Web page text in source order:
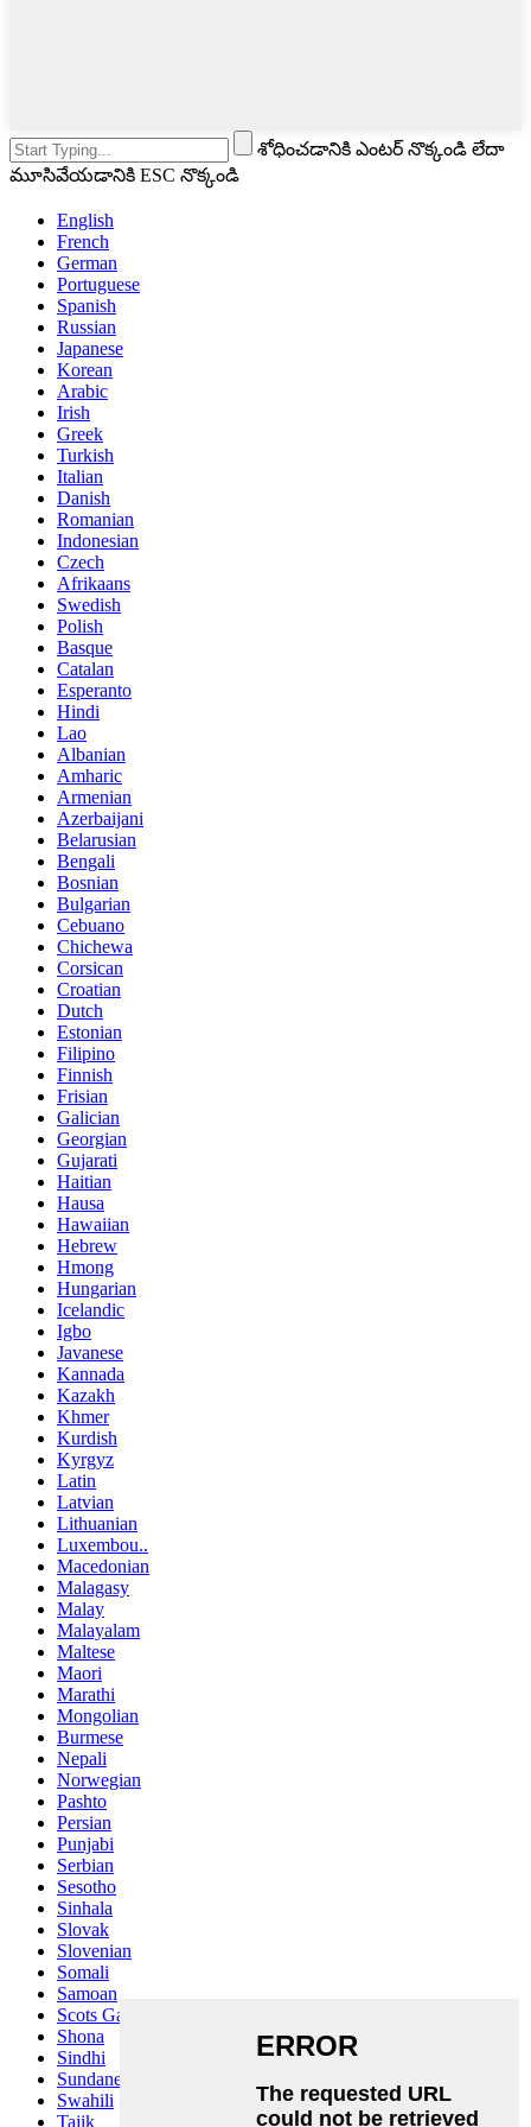
శోధించడానికి ఎంటర్ నొక్కండి లేదా
మూసివేయడానికి ESC నొక్కండి
English
French
German
Portuguese
Spanish
Russian
Japanese
Korean
Arabic
Irish
Greek
Turkish
Italian
Danish
Romanian
Indonesian
Czech
Afrikaans
Swedish
Polish
Basque
Catalan
Esperanto
Hindi
Lao
Albanian
Amharic
Armenian
Azerbaijani
Belarusian
Bengali
Bosnian
Bulgarian
Cebuano
Chichewa
Corsican
Croatian
Dutch
Estonian
Filipino
Finnish
Frisian
Galician
Georgian
Gujarati
Haitian
Hausa
Hawaiian
Hebrew
Hmong
Hungarian
Icelandic
Igbo
Javanese
Kannada
Kazakh
Khmer
Kurdish
Kyrgyz
Latin
Latvian
Lithuanian
Luxembou..
Macedonian
Malagasy
Malay
Malayalam
Maltese
Maori
Marathi
Mongolian
Burmese
Nepali
Norwegian
Pashto
Persian
Punjabi
Serbian
Sesotho
Sinhala
Slovak
Slovenian
Somali
Samoan
Scots Gaelic
Shona
Sindhi
Sundanese
Swahili
Tajik